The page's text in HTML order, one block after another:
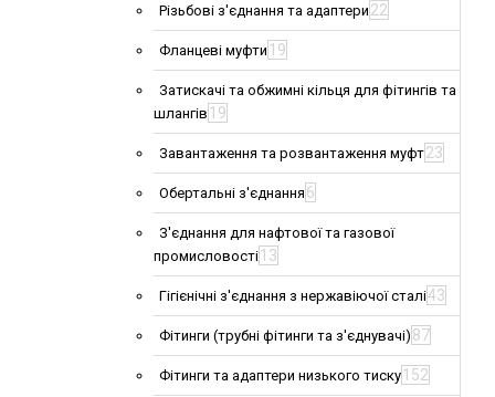
Різьбові з'єднання та адаптери 22
Фланцеві муфти 19
Затискачі та обжимні кільця для фітингів та
шлангів 19
Завантаження та розвантаження муфт23
Обертальні з'єднання 6
З'єднання для нафтової та газової
промисловості 13
Гігієнічні з'єднання з нержавіючої сталі43
Фітинги (трубні фітинги та з'єднувачі) 87
Фітинги та адаптери низького тиску 152